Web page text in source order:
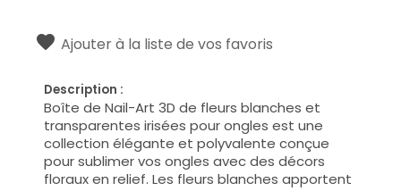
Ajouter à la liste de vos favoris
Description :
Boîte de Nail-Art 3D de fleurs blanches et
transparentes irisées pour ongles est une
collection élégante et polyvalente conçue
pour sublimer vos ongles avec des décors
floraux en relief. Les fleurs blanches apportent